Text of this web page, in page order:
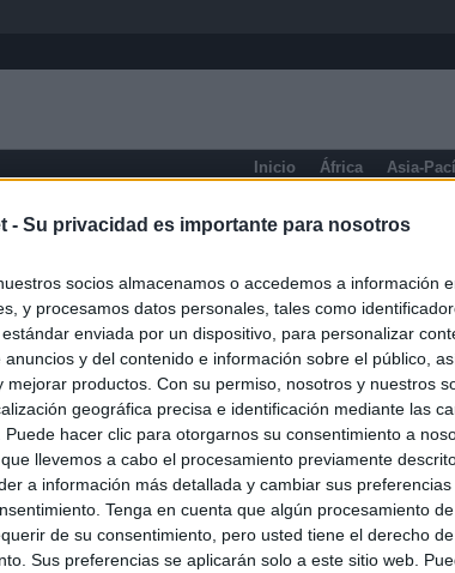
- Su privacidad es importante para nosotros
socios almacenamos o accedemos a información
y procesamos datos personales, tales como
enviada por un dispositivo, para personalizar
anuncios y del contenido e información sobre el público,
mejorar productos. Con su permiso, nosotros y nuestros
geográfica precisa e identificación mediante las
Puede hacer clic para otorgarnos su consentimiento a
llevemos a cabo el procesamiento previamente
a información más detallada y cambiar sus
Tenga en cuenta que algún procesamiento
de su consentimiento, pero usted tiene el derecho
Sus preferencias se aplicarán solo a este sitio web.
Inicio África Asia-
VII Región